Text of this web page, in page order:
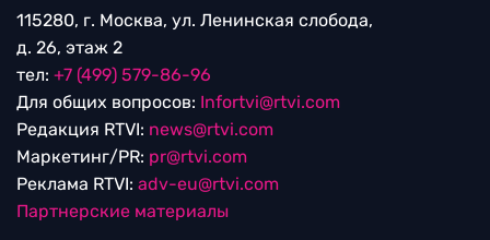
115280, г. Москва, ул. Ленинская слобода,
д. 26, этаж 2
тел: +7 (499) 579-86-96
Для общих вопросов: Infortvi@rtvi.com
Редакция RTVI: news@rtvi.com
Маркетинг/PR: pr@rtvi.com
Реклама RTVI: adv-eu@rtvi.com
Партнерские материалы